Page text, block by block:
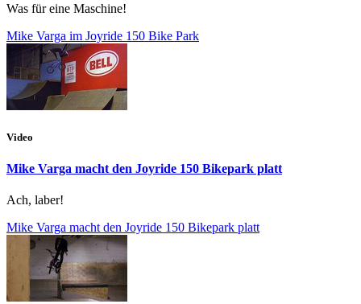
Was für eine Maschine!
Mike Varga im Joyride 150 Bike Park
Video
Mike Varga macht den Joyride 150 Bikepark platt
Ach, laber!
Mike Varga macht den Joyride 150 Bikepark platt